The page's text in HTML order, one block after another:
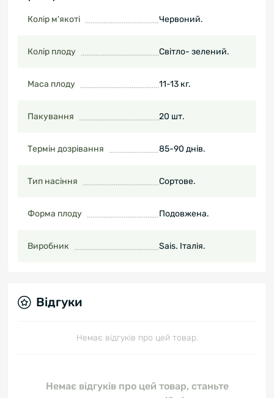
Колір м'якоті Червоний.
Колір плоду Світло- зелений.
Маса плоду 11-13 кг.
Пакування 20 шт.
Термін дозрівання 85-90 днів.
Тип насіння Сортове.
Форма плоду Подовжена.
Виробник Sais. Італія.
Відгуки
Немає відгуків про цей товар.
Немає відгуків про цей товар, станьте